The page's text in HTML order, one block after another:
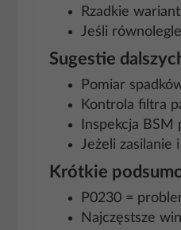
Rzadkie
Jeśli
Sugestie
Pomiar
Kontrola filtra
Inspekcja
Jeżeli zasilanie
Krótkie
P0230 =
Najczęstsze